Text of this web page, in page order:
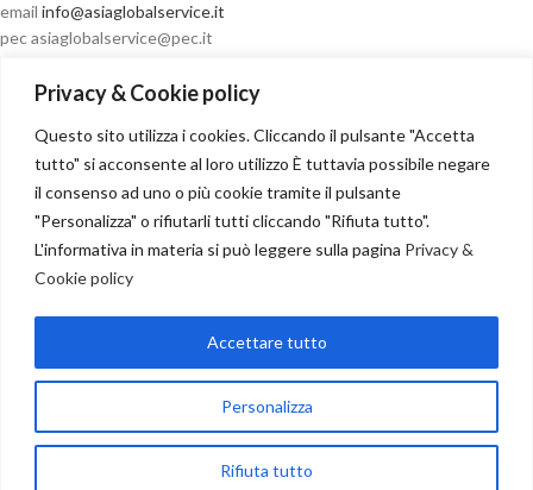
Privacy & Cookie policy
Questo sito utilizza i cookies. Cliccando il pulsante "Accetta
tutto" si acconsente al loro utilizzo È tuttavia possibile negare
il consenso ad uno o più cookie tramite il pulsante
"Personalizza" o rifiutarli tutti cliccando "Rifiuta tutto".
L'informativa in materia si può leggere sulla pagina Privacy &
Cookie policy
Personalizza
Rifiuta tutto
Accettare tutto
Seguici su:
email info@asiaglobalservice.it
pec asiaglobalservice@pec.it
Condizioni di vendita
Recesso
Copyright 2024